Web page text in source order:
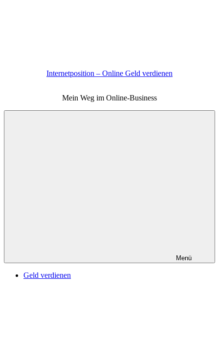
Internetposition – Online Geld verdienen
Mein Weg im Online-Business
Menü
Geld verdienen